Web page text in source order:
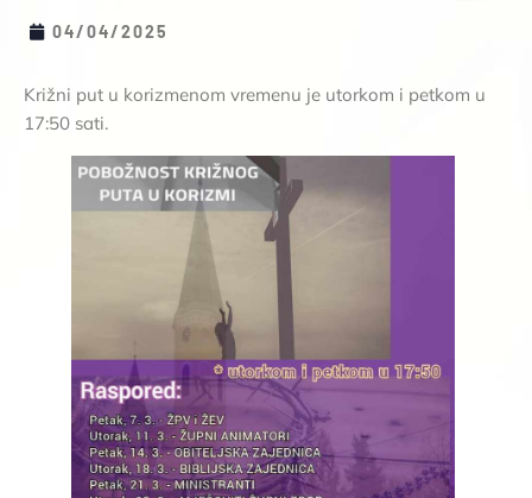
04/04/2025
Križni put u korizmenom vremenu je utorkom i petkom u
17:50 sati.